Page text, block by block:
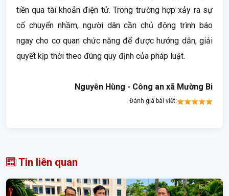
tiền qua tài khoản điện tử. Trong trường hợp xảy ra sự
cố chuyển nhầm, người dân cần chủ động trình báo
ngay cho cơ quan chức năng để được hướng dẫn, giải
quyết kịp thời theo đúng quy định của pháp luật.
Nguyễn Hùng - Công an xã Mường Bi
Đánh giá bài viết:
Tin liên quan